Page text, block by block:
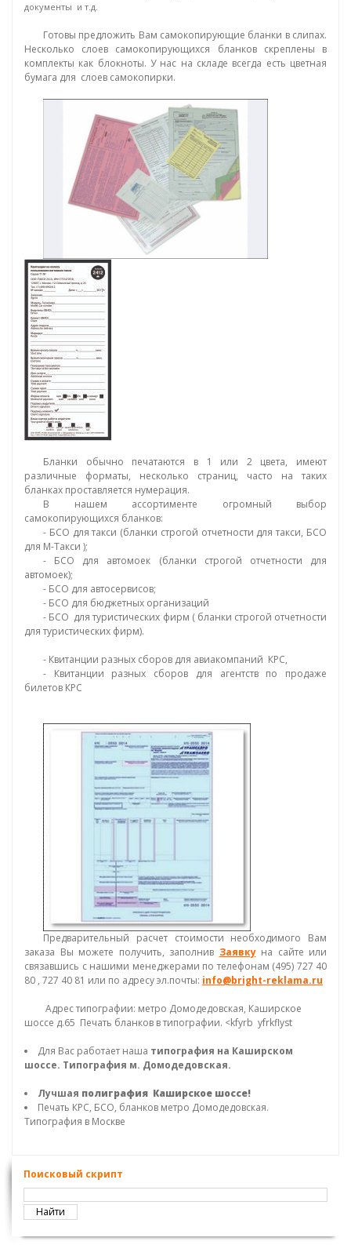
документы и т.д.
Готовы предложить Вам самокопирующие бланки в слипах.
Несколько слоев самокопирующихся бланков скреплены в
комплекты как блокноты. У нас на складе всегда есть цветная
бумага для слоев самокопирки.
Бланки обычно печатаются в 1 или 2 цвета, имеют
различные форматы, несколько страниц, часто на таких
бланках проставляется нумерация.
В нашем ассортименте огромный выбор
самокопирующихся бланков:
- БСО для такси (бланки строгой отчетности для такси, БСО
для М-Такси );
- БСО для автомоек (бланки строгой отчетности для
автомоек);
- БСО для автосервисов;
- БСО для бюджетных организаций
- БСО для туристических фирм ( бланки строгой отчетности
для туристических фирм).
- Квитанции разных сборов для авиакомпаний КРС,
- Квитанции разных сборов для агентств по продаже
билетов КРС
Предварительный расчет стоимости необходимого Вам
заказа Вы можете получить, заполнив Заявкуна сайте или
связавшись с нашими менеджерами по телефонам (495) 727 40
80 , 727 40 81 или по адресу эл.почты: info@bright-reklama.ru
Адрес типографии: метро Домодедовская, Каширское
шоссе д.65 Печать бланков в типографии. <kfyrb yfrkflyst
Для Вас работает наша типография на Каширском
шоссе. Типография м. Домодедовская.
Лучшая полиграфия Каширское шоссе!
Печать КРС, БСО, бланков метро Домодедовская.
Типография в Москве
Поисковый скрипт
Найти